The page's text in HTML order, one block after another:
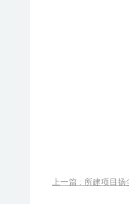
上一篇 : 所建项目